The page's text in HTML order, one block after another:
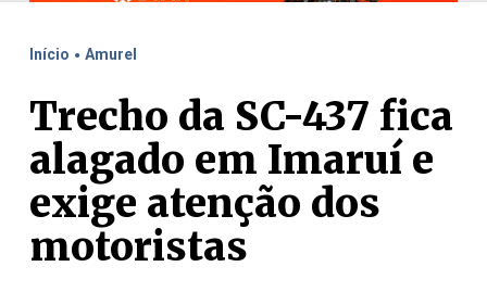
Início . Amurel
Trecho da SC-437 fica
alagado em Imaruí e
exige atenção dos
motoristas